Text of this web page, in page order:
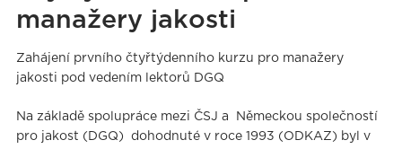
manažery jakosti
Zahájení prvního čtyřtýdenního kurzu pro manažery
jakosti pod vedením lektorů DGQ
Na základě spolupráce mezi ČSJ a Německou společností
pro jakost (DGQ) dohodnuté v roce 1993 (ODKAZ) byl v